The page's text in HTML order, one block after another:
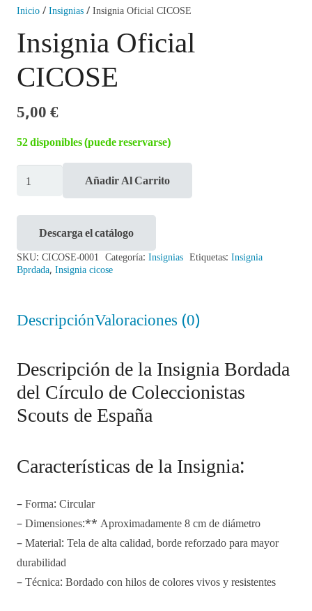
Inicio / Insignias / Insignia Oficial CICOSE
Insignia Oficial
CICOSE
5,00€
52 disponibles (puede reservarse)
Insignia
CICOSE
cantidad
Añadir Al Carrito
Descarga el catálogo
SKU: CICOSE-0001 Categoría: Insignias Etiquetas: Insignia
Bprdada, Insignia cicose
DescripciónValoraciones (0)
Descripción de la Insignia Bordada
del Círculo de Coleccionistas
Scouts de España
Características de la Insignia:
– Forma: Circular
– Dimensiones:** Aproximadamente 8 cm de diámetro
– Material: Tela de alta calidad, borde reforzado para mayor
durabilidad
– Técnica: Bordado con hilos de colores vivos y resistentes